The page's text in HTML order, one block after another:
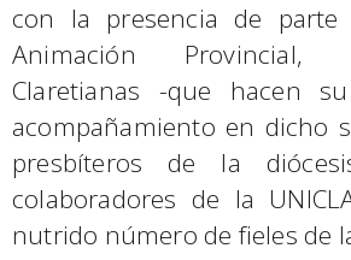
con la presencia de parte
Animación Provincial,
Claretianas -que hacen
acompañamiento en dicho
presbíteros de la
colaboradores de la
nutrido número de fieles de